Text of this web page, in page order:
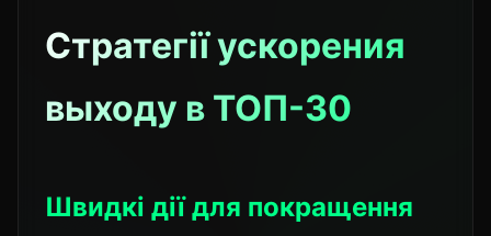
Стратегії ускорения
выходу в ТОП-30
Швидкі дії для покращення